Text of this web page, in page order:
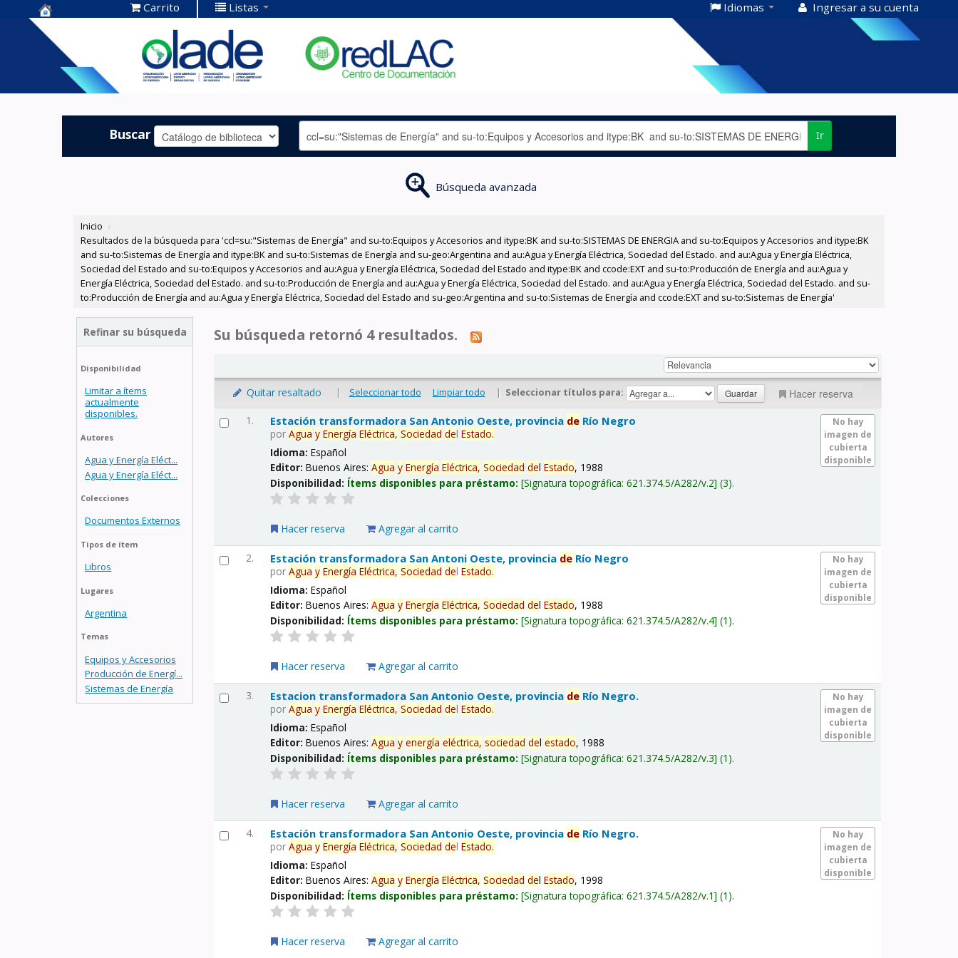
Centro de
Documentación
OLADE -
Carrito Listas Idiomas Ingresar a su cuenta
Buscar Ir
Búsqueda avanzada
Inicio ›
Resultados de la búsqueda para 'ccl=su:"Sistemas de Energía" and su-to:Equipos y Accesorios and itype:BK and su-to:SISTEMAS DE ENERGIA and su-to:Equipos y Accesorios and itype:BK
and su-to:Sistemas de Energía and itype:BK and su-to:Sistemas de Energía and su-geo:Argentina and au:Agua y Energía Eléctrica, Sociedad del Estado. and au:Agua y Energía Eléctrica,
Sociedad del Estado and su-to:Equipos y Accesorios and au:Agua y Energía Eléctrica, Sociedad del Estado and itype:BK and ccode:EXT and su-to:Producción de Energía and au:Agua y
Energía Eléctrica, Sociedad del Estado. and su-to:Producción de Energía and au:Agua y Energía Eléctrica, Sociedad del Estado. and au:Agua y Energía Eléctrica, Sociedad del Estado. and su-
to:Producción de Energía and au:Agua y Energía Eléctrica, Sociedad del Estado and su-geo:Argentina and su-to:Sistemas de Energía and ccode:EXT and su-to:Sistemas de Energía'
Refinar su búsqueda
Disponibilidad
Limitar a ítems
actualmente
disponibles.
Autores
Agua y Energía Eléct...
Agua y Energía Eléct...
Colecciones
Documentos Externos
Tipos de ítem
Libros
Lugares
Argentina
Temas
Equipos y Accesorios
Producción de Energí...
Sistemas de Energía
Su búsqueda retornó 4 resultados.
Quitar resaltado | Seleccionar todo Limpiar todo | Seleccionar títulos para: Hacer reserva
1.
No hay
imagen de
cubierta
disponible
Estación transformadora San Antonio Oeste, provincia de Río Negro
porAgua y Energía Eléctrica, Sociedad delEstado.
Idioma:Español
Editor:Buenos Aires:Agua y Energía Eléctrica, Sociedad delEstado, 1988
Disponibilidad: Ítems disponibles para préstamo: Signatura topográfica:621.374.5/A282/v.2 (3).
Hacer reserva Agregar al carrito
2.
No hay
imagen de
cubierta
disponible
Estación transformadora San Antoni Oeste, provincia de Río Negro
porAgua y Energía Eléctrica, Sociedad delEstado.
Idioma:Español
Editor:Buenos Aires:Agua y Energía Eléctrica, Sociedad delEstado, 1988
Disponibilidad: Ítems disponibles para préstamo: Signatura topográfica:621.374.5/A282/v.4 (1).
Hacer reserva Agregar al carrito
3.
No hay
imagen de
cubierta
disponible
Estacion transformadora San Antonio Oeste, provincia de Río Negro.
porAgua y Energía Eléctrica, Sociedad delEstado.
Idioma:Español
Editor:Buenos Aires:Agua y energía eléctrica, sociedad delestado, 1988
Disponibilidad: Ítems disponibles para préstamo: Signatura topográfica:621.374.5/A282/v.3 (1).
Hacer reserva Agregar al carrito
4.
No hay
imagen de
cubierta
disponible
Estación transformadora San Antonio Oeste, provincia de Río Negro.
porAgua y Energía Eléctrica, Sociedad delEstado.
Idioma:Español
Editor:Buenos Aires:Agua y Energía Eléctrica, Sociedad delEstado, 1998
Disponibilidad: Ítems disponibles para préstamo: Signatura topográfica:621.374.5/A282/v.1 (1).
Hacer reserva Agregar al carrito